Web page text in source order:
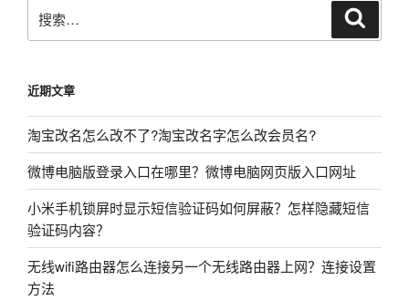
搜
索：
近期文章
淘宝改名怎么改不了?淘宝改名字怎么改会员名?
微博电脑版登录入口在哪里？微博电脑网页版入口网址
小米手机锁屏时显示短信验证码如何屏蔽？怎样隐藏短信
验证码内容？
无线wifi路由器怎么连接另一个无线路由器上网？连接设置
方法